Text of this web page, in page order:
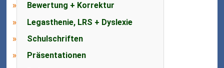
Bewertung + Korrektur
Legasthenie, LRS + Dyslexie
Schulschriften
Präsentationen